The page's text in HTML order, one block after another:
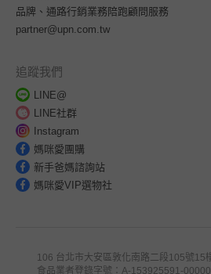
品牌、通路行銷業務陪跑顧問服務
partner@upn.com.tw
追蹤我們
LINE@
LINE社群
Instagram
媽咪愛團購
新手爸媽諮詢站
媽咪愛VIP選物社
106 台北市大安區敦化南路二段105號15
食品業者登錄字號：A-153925591-